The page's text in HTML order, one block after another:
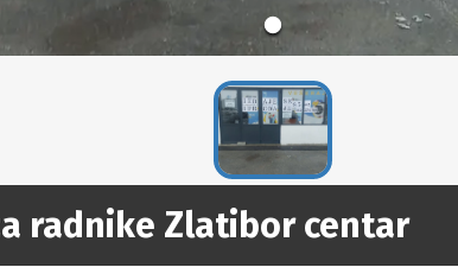
radnike Zlatibor centar